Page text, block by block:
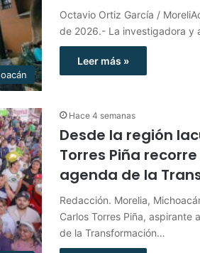
Octavio Ortiz García /
de 2026.- La investigadora y
Leer más »
Hace 4 semanas
Desde la región
Torres Piña
agenda de la
Redacción. Morelia,
Carlos Torres Piña, aspirante
de la Transformación…